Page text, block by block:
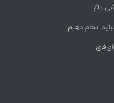
داغ
انجام دهیم